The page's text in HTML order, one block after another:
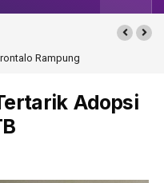
RampungGorontalo Ikut
Adopsi